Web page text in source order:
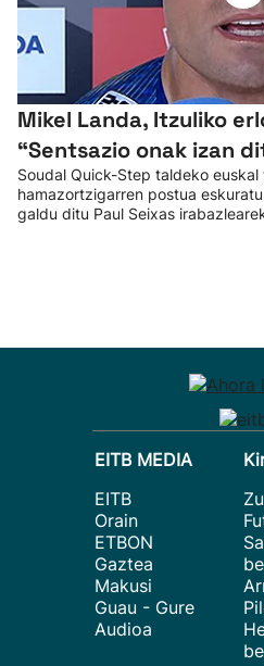
Mikel Landa, Itzuliko
“Sentsazio onak izan
Soudal Quick-Step taldeko euskal
hamazortzigarren postua
galdu ditu Paul Seixas
EITB MEDIA
EITB
Orain
ETBON
Gaztea
Makusi
Guau - Gure
Audioa